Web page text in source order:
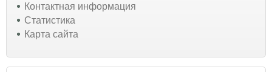
Контактная информация
Статистика
Карта сайта